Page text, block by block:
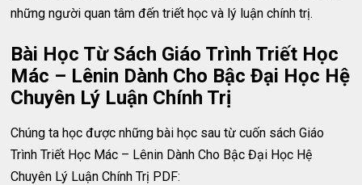
những người quan tâm đến triết học và lý luận chính trị.
Bài Học Từ Sách Giáo Trình Triết Học
Mác – Lênin Dành Cho Bậc Đại Học Hệ
Chuyên Lý Luận Chính Trị
Chúng ta học được những bài học sau từ cuốn sách Giáo
Trình Triết Học Mác – Lênin Dành Cho Bậc Đại Học Hệ
Chuyên Lý Luận Chính Trị PDF: